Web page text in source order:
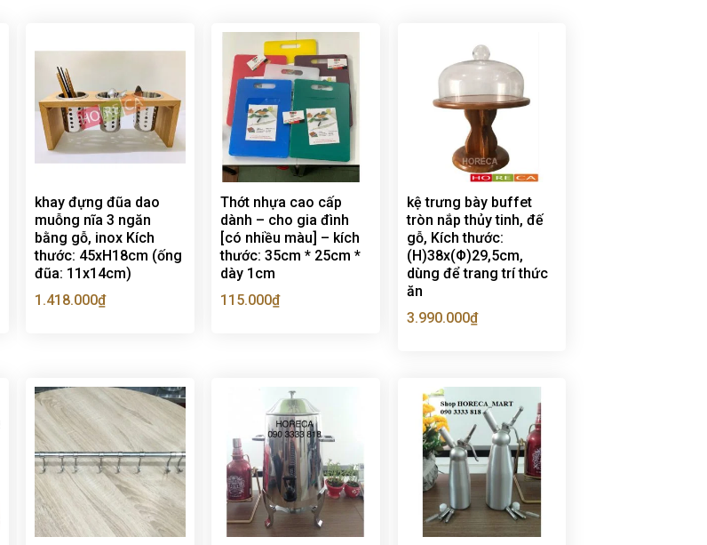
khay đựng đũa dao
muỗng nĩa 3 ngăn
bằng gỗ, inox Kích
thước: 45xH18cm (ống
đũa: 11x14cm)
1.418.000₫
Thớt nhựa cao cấp
dành – cho gia đình
[có nhiều màu] – kích
thước: 35cm * 25cm *
dày 1cm
115.000₫
kệ trưng bày buffet
tròn nắp thủy tinh, đế
gỗ, Kích thước:
(H)38x(Φ)29,5cm,
dùng để trang trí thức
ăn
3.990.000₫